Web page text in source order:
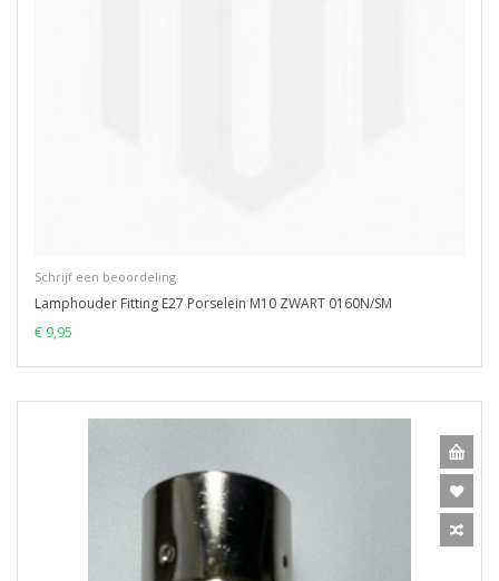
Schrijf een beoordeling
Lamphouder Fitting E27 Porselein M10 ZWART 0160N/SM
€ 9,95